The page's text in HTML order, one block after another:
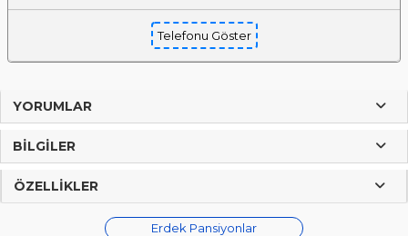
Telefonu Göster
YORUMLAR
BILGILER
ÖZELLIKLER
Erdek Pansiyonlar